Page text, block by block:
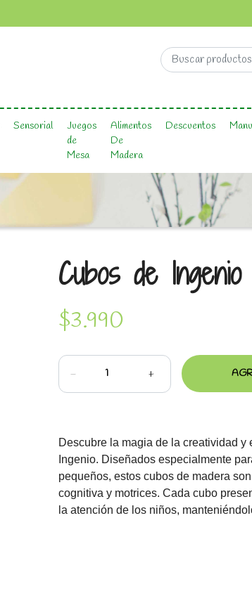
Sensorial
Juegos
de
Mesa
Alimentos
De
Madera
Descuentos
Cubos de Ingenio
$3.990
- +
Descubre la magia de la creatividad
Ingenio. Diseñados especialmente
pequeños, estos cubos de madera
cognitiva y motrices. Cada cubo
la atención de los niños,